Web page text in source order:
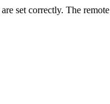
set correctly. The